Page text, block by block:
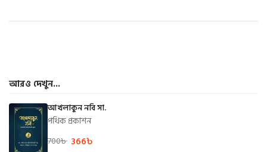
আরও দেখুন...
আখলাকুন নবি সা.
পথিক প্রকাশন
700৳ 366৳